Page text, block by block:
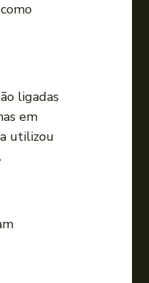
u
a
b
a
ligadas
em
utilizou